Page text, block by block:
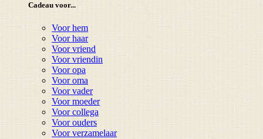
Cadeau voor...
Voor hem
Voor haar
Voor vriend
Voor vriendin
Voor opa
Voor oma
Voor vader
Voor moeder
Voor collega
Voor ouders
Voor verzamelaar